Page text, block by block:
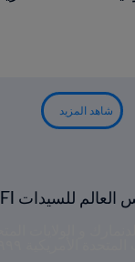
شاهد المزيد
شاهد كل أهداف كأس العالم للسيدات FI